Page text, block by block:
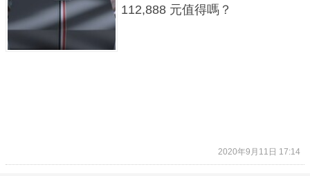
112,888 元值得嗎？
2020年9月11日 17:14